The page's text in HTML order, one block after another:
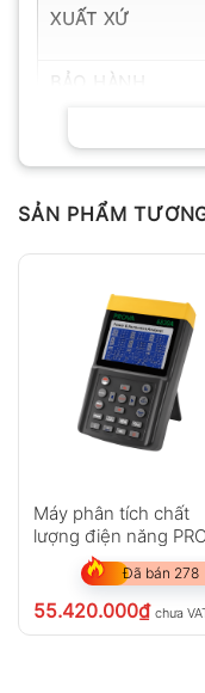
XUẤT XỨ
SẢN PHẨM
Máy phân tích chất
lượng điện năng
6830A+3006
Đã bán 278
55.420.000₫ chưa